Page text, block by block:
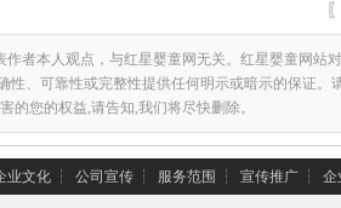
者本人观点，与红星婴童网无关。红星婴童网站
性、可靠性或完整性提供任何明示或暗示的保证。
的您的权益,请告知,我们将尽快删除。
业文化 ┆ 公司宣传 ┆ 服务范围 ┆ 宣传推广 ┆ 企